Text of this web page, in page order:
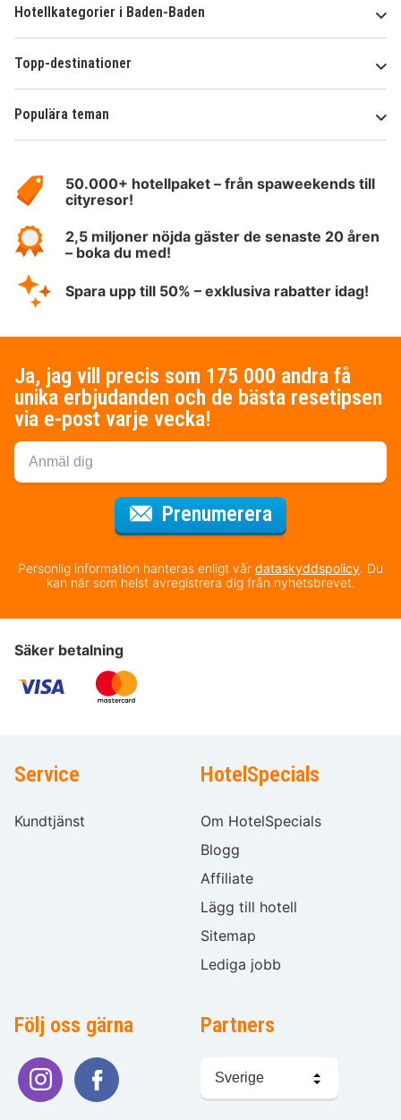
Hotellkategorier i Baden-Baden
Topp-destinationer
Populära teman
HotelSpecials50.000+ hotellpaket – från spaweekends till
cityresor!
2,5 miljoner nöjda gäster de senaste 20 åren
– boka du med!
Spara upp till 50% – exklusiva rabatter idag!
Ja, jag vill precis som 175 000 andra få
unika erbjudanden och de bästa resetipsen
via e-post varje vecka!
Prenumerera
Personlig information hanteras enligt vår dataskyddspolicy. Du
kan när som helst avregistrera dig från nyhetsbrevet.
Säker betalning
Service
Kundtjänst
HotelSpecials
Om HotelSpecials
Blogg
Affiliate
Lägg till hotell
Sitemap
Lediga jobb
Följ oss gärna Partners
språk